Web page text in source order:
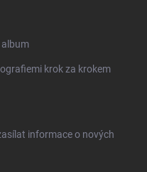
album
krok za krokem
informace o nových